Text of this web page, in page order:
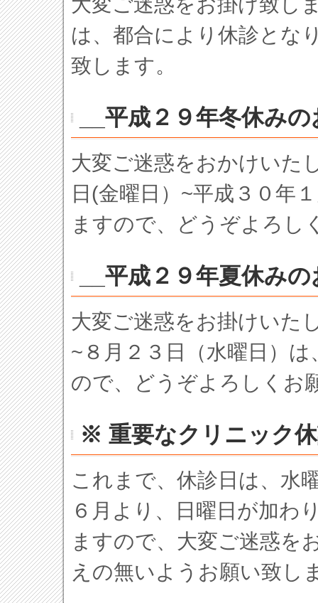
は、都合により休診とな
致します。
__平成２９年冬休み
大変ご迷惑をおかけいた
日(金曜日）~平成３０年
ますので、どうぞよろし
__平成２９年夏休み
大変ご迷惑をお掛けいた
~８月２３日（水曜日）
ので、どうぞよろしくお
※ 重要なクリニック
これまで、休診日は、水
６月より、日曜日が加わ
ますので、大変ご迷惑を
えの無いようお願い致し